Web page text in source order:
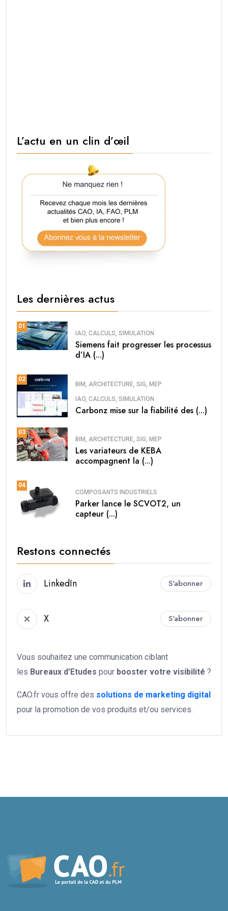
L’actu en un clin d’œil
Les dernières actus
01
IAO, CALCULS, SIMULATION
Siemens fait progresser les processus
d’IA (...)
02
BIM, ARCHITECTURE, SIG, MEP
IAO, CALCULS, SIMULATION
Carbonz mise sur la fiabilité des (...)
03
BIM, ARCHITECTURE, SIG, MEP
Les variateurs de KEBA
accompagnent la (...)
04
COMPOSANTS INDUSTRIELS
Parker lance le SCVOT2, un
capteur (...)
Restons connectés
LinkedIn S'abonner
X S'abonner
Vous souhaitez une communication ciblant
les Bureaux d’Etudes pour booster votre visibilité ?
CAO.fr vous offre des solutions de marketing digital
pour la promotion de vos produits et/ou services.